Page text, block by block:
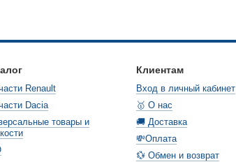
Renault
Dacia
товары и
Клиентам
Вход в личный кабинет
🥇 О нас
🚚 Доставка
💸Оплата
💱 Обмен и возврат